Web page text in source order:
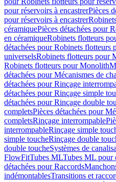
pour réservoirs à encastrerPièces
pour réservoirs à encastrer
céramiquePièces détachées pour
en céramiqueRobinets flotteurs
détachées pour Robinets flotteurs
universelsRobinets flotteurs pour
Robinets flotteurs pour Monolith
détachées pour Mécanismes de
détachées pour Rinçage
détachées pour Rinçage simple
détachées pour Rinçage double
completsPièces détachées pour
completsRinçage interrompable
interrompableRinçage simple
simple toucheRinçage double
double toucheSystèmes de
FlowFitTubes MLTubes ML pour
détachées pour Raccords
indémontablesTransitions et